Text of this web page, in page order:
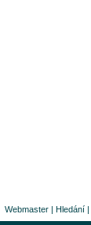
Webmaster | Hledání |